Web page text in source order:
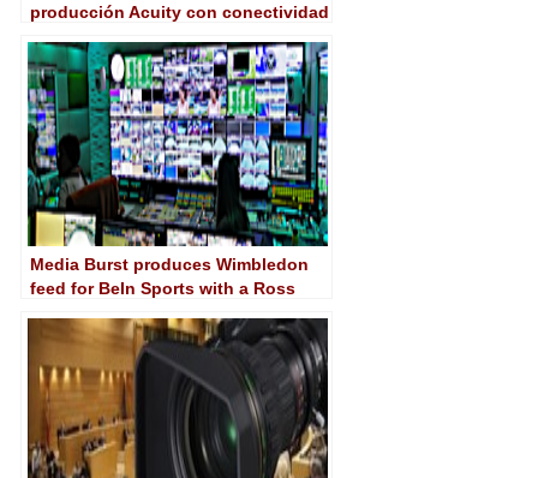
producción Acuity con conectividad
Media Burst produces Wimbledon
feed for BeIn Sports with a Ross